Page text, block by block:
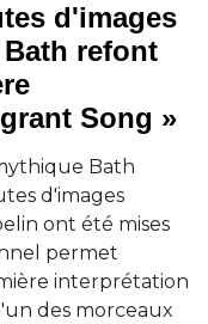
d'images
refont
Song »
Bath
d'images
ont été mises
permet
interprétation
des morceaux